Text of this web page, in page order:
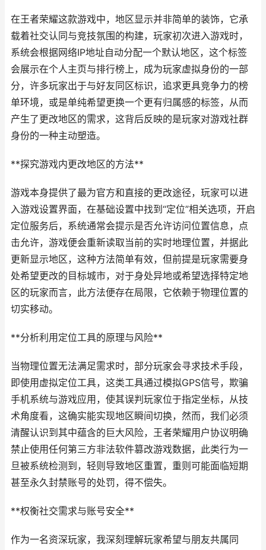
在王者荣耀这款游戏中，地区显示并非简单的装饰，它承
载着社交认同与竞技氛围的构建，玩家初次进入游戏时，
系统会根据网络IP地址自动分配一个默认地区，这个标签
会展示在个人主页与排行榜上，成为玩家虚拟身份的一部
分，许多玩家出于与好友同区标识，追求更具竞争力的榜
单环境，或是单纯希望更换一个更有归属感的标签，从而
产生了更改地区的需求，这背后反映的是玩家对游戏社群
身份的一种主动塑造。
**探究游戏内更改地区的方法**
游戏本身提供了最为官方和直接的更改途径，玩家可以进
入游戏设置界面，在基础设置中找到“定位”相关选项，开启
定位服务后，系统通常会提示是否允许访问位置信息，点
击允许，游戏便会重新读取当前的实时地理位置，并据此
更新显示地区，这种方法简单有效，但前提是玩家需要身
处希望更改的目标城市，对于身处异地或希望选择特定地
区的玩家而言，此方法便存在局限，它依赖于物理位置的
切实移动。
**分析利用定位工具的原理与风险**
当物理位置无法满足需求时，部分玩家会寻求技术手段，
即使用虚拟定位工具，这类工具通过模拟GPS信号，欺骗
手机系统与游戏应用，使其误判玩家位于指定坐标，从技
术角度看，这确实能实现地区瞬间切换，然而，我们必须
清醒认识到其中蕴含的巨大风险，王者荣耀用户协议明确
禁止使用任何第三方非法软件篡改游戏数据，此类行为一
旦被系统检测到，轻则导致地区重置，重则可能面临短期
甚至永久封禁账号的处罚，得不偿失。
**权衡社交需求与账号安全**
作为一名资深玩家，我深刻理解玩家希望与朋友共属同